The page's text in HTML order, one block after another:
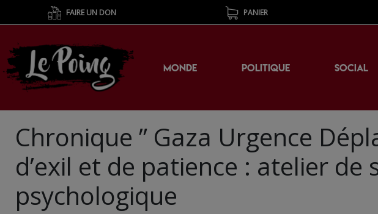
FAIRE UN DON PANIER
MONDE POLITIQUE SOCIAL
Chronique ” Gaza Urgence
d’exil et de patience : atelier de
psychologique